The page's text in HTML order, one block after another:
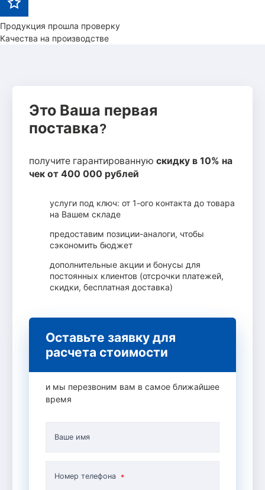
Продукция прошла проверку
Качества на производстве
Это Ваша первая
поставка?
получите гарантированную скидку в 10% на
чек от 400 000 рублей
услуги под ключ: от 1-ого контакта до товара
на Вашем складе
предоставим позиции-аналоги, чтобы
сэкономить бюджет
дополнительные акции и бонусы для
постоянных клиентов (отсрочки платежей,
скидки, бесплатная доставка)
Оставьте заявку для
расчета стоимости
и мы перезвоним вам в самое ближайшее
время
Ваше имя
Номер телефона